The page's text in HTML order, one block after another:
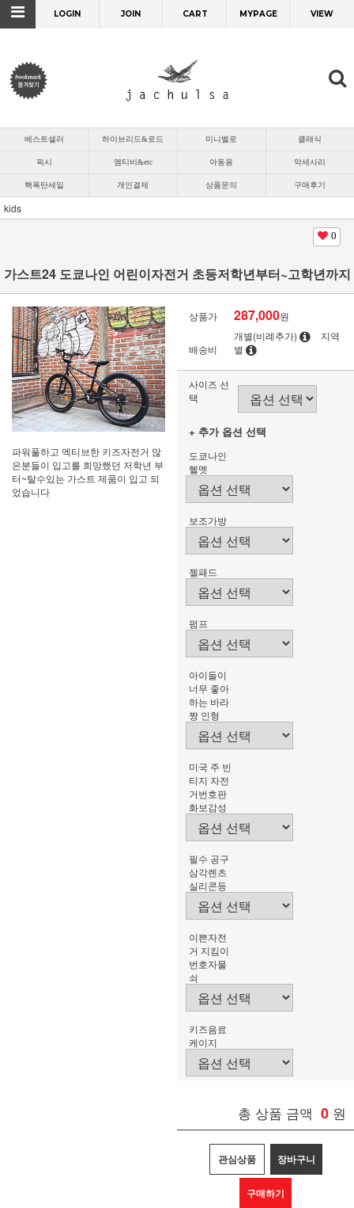
LOGIN JOIN CART MYPAGE VIEW
베스트셀러 하이브리드&로드 미니벨로 클래식
픽시 엠티비&etc 아동용 악세사리
핵폭탄세일 개인결제 상품문의 구매후기
kids
0
가스트24 도쿄나인 어린이자전거 초등저학년부터~고학년까지
파워풀하고 엑티브한 키즈자전거 많
은분들이 입고를 희망했던 저학년 부
터~탈수있는 가스트 제품이 입고 되
었습니다
상품가 287,000원
배송비
개별(비례추가)
지역
별
사이즈 선
택
+ 추가 옵션 선택
도쿄나인
헬멧
보조가방
젤패드
펌프
아이들이
너무 좋아
하는 바라
짱 인형
미국 주 빈
티지 자전
거번호판
화보감성
필수 공구
삼각렌츠
실리콘등
이쁜자전
거 지킴이
번호자물
쇠
키즈음료
케이지
총 상품 금액 0 원
관심상품 장바구니
구매하기